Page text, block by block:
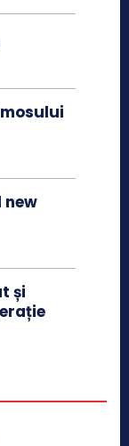
new
și